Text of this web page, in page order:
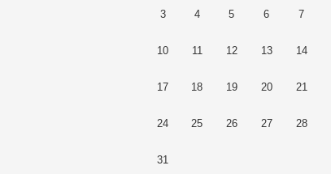
3 4 5 6 7
10 11 12 13 14
17 18 19 20 21
24 25 26 27 28
31